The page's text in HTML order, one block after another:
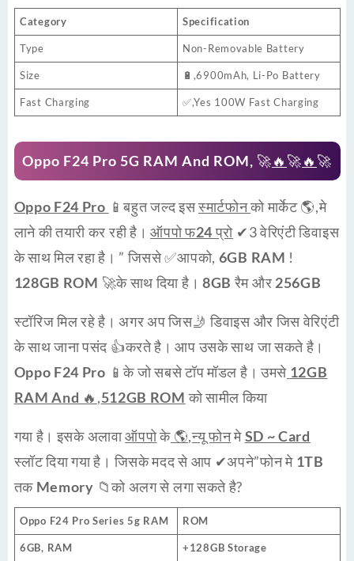
Category Specification
Type Non-Removable Battery
Size 🔋,6900mAh, Li-Po Battery
Fast Charging ✅,Yes 100W Fast Charging
Oppo F24 Pro 5G RAM And ROM, 🚀🔥 🚀🔥 🚀
Oppo F24 Pro 📱बहुत जल्द इसस्मार्टफोनको मार्केट 🌎,मे
लाने की तयारी कर रही है।ऑपपो फ24 प्रो ✔3वेरिएंटीडिवाइस
के साथ मिल रहा है। ” जिससे ✅आपको, 6GB RAM !
128GB ROM 🚀के साथ दिया है। 8GBरैम और 256GB
स्टॉरिज मिल रहे है। अगर अप जिस🤳 डिवाइस और जिस वेरिएंटी
के साथ जाना पसंद 👍करते है। आप उसके साथ जा सकते है।
Oppo F24 Pro 📱के जो सबसे टॉप मॉडल है। उमसे 12GB
RAM And 🔥 ,512GB ROM को सामील किया
गया है। इसके अलावाऑपपोके🌎,न्यू फोनमेSD ~ Card
स्लॉट दिया गया है। जिसके मदद से आप ✔अपने”फोन मे 1TB
तक Memory 📁को अलग से लगा सकते है?
Oppo F24 Pro Series 5g RAM ROM
6GB, RAM +128GB Storage